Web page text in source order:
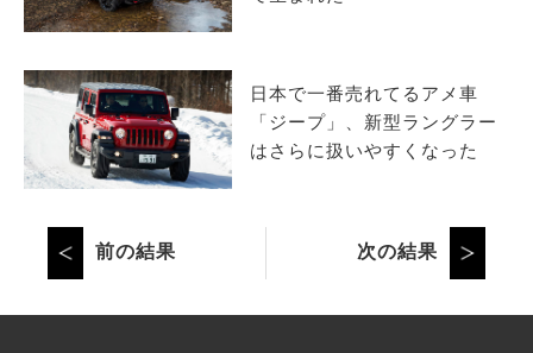
日本で一番売れてるアメ車
「ジープ」、新型ラングラー
はさらに扱いやすくなった
前の結果 次の結果